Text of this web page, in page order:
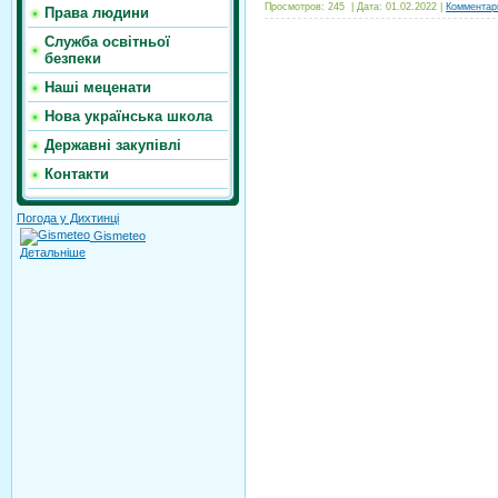
Права людини
Служба освітньої
безпеки
Наші меценати
Нова українська школа
Державні закупівлі
Контакти
Погода у Дихтинці
Gismeteo
Детальніше
Просмотров: 245 Дата: 01.02.2022